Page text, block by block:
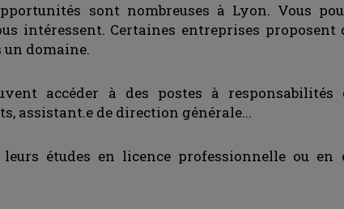
sont nombreuses à Lyon. Vous
intéressent. Certaines entreprises
domaine.
accéder à des postes à responsabilités
assistant.e de direction générale...
études en licence professionnelle ou en